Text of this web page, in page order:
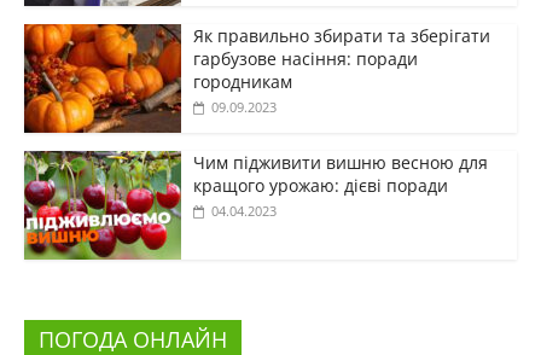
Як правильно збирати та зберігати
гарбузове насіння: поради
городникам
09.09.2023
Чим підживити вишню весною для
кращого урожаю: дієві поради
04.04.2023
ПОГОДА ОНЛАЙН